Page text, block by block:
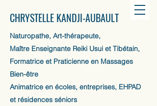
CHRYSTELLE KANDJI-AUBAULT
Naturopathe, Art-thérapeute,
Maître Enseignante Reiki Usui et Tibétain,
Formatrice et Praticienne en Massages
Bien-être
Animatrice en écoles, entreprises, EHPAD
et résidences séniors